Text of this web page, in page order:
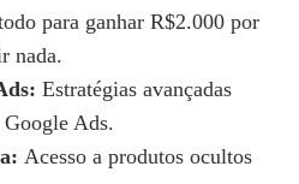
para ganhar R$2.000 por
nada.
Estratégias avançadas
Google Ads.
Acesso a produtos ocultos